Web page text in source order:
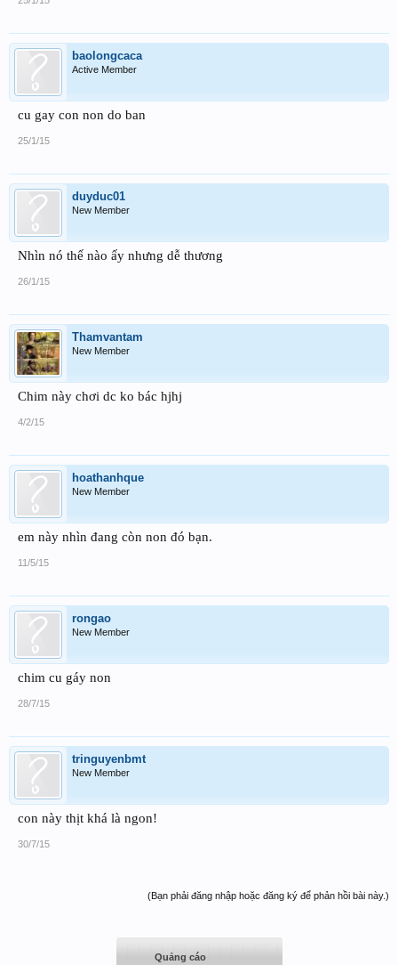
baolongcaca
Active Member
cu gay con non do ban
25/1/15
duyduc01
New Member
Nhìn nó thế nào ấy nhưng dễ thương
26/1/15
Thamvantam
New Member
Chim này chơi dc ko bác hjhj
4/2/15
hoathanhque
New Member
em này nhìn đang còn non đó bạn.
11/5/15
rongao
New Member
chim cu gáy non
28/7/15
tringuyenbmt
New Member
con này thịt khá là ngon!
30/7/15
(Bạn phải đăng nhập hoặc đăng ký để phản hồi bài này.)
Quảng cáo